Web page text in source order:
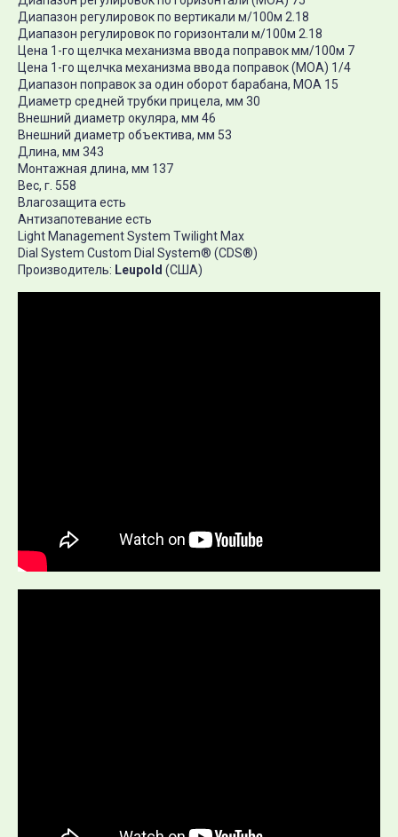
Диапазон регулировок по вертикали м/100м 2.18
Диапазон регулировок по горизонтали м/100м 2.18
Цена 1-го щелчка механизма ввода поправок мм/100м 7
Цена 1-го щелчка механизма ввода поправок (МОА) 1/4
Диапазон поправок за один оборот барабана, MOA 15
Диаметр средней трубки прицела, мм 30
Внешний диаметр окуляра, мм 46
Внешний диаметр объектива, мм 53
Длина, мм 343
Монтажная длина, мм 137
Вес, г. 558
Влагозащита есть
Антизапотевание есть
Light Management System Twilight Max
Dial System Custom Dial System® (CDS®)
Производитель: Leupold (США)